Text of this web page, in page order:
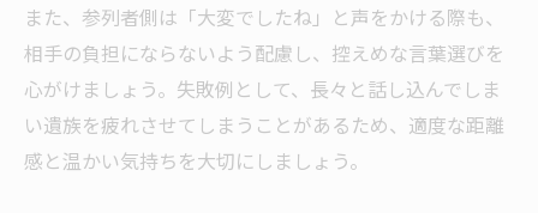
また、参列者側は「大変でしたね」と声をかける際も、
相手の負担にならないよう配慮し、控えめな言葉選びを
心がけましょう。失敗例として、長々と話し込んでしま
い遺族を疲れさせてしまうことがあるため、適度な距離
感と温かい気持ちを大切にしましょう。